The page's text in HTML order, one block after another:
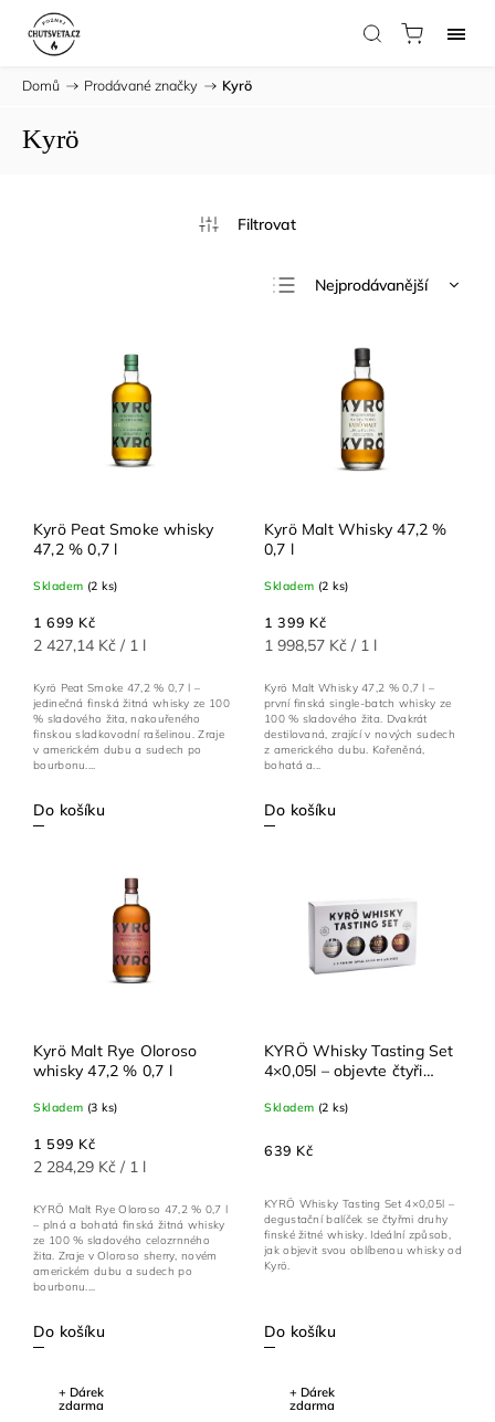
Domů / Prodávané značky / Kyrö
Kyrö
Nejprodávanější
Nejdražší
Abecedně
Kyrö Peat Smoke whisky
47,2 % 0,7 l
Skladem (2 ks)
1 699 Kč
2 427,14 Kč / 1 l
Do košíku
Kyrö Peat Smoke 47,2 % 0,7 l –
jedinečná finská žitná whisky ze 100
% sladového žita, nakouřeného
finskou sladkovodní rašelinou. Zraje
v americkém dubu a sudech po
bourbonu....
Kyrö Malt Whisky 47,2 %
0,7 l
Skladem (2 ks)
1 399 Kč
1 998,57 Kč / 1 l
Do košíku
Kyrö Malt Whisky 47,2 % 0,7 l –
první finská single-batch whisky ze
100 % sladového žita. Dvakrát
destilovaná, zrající v nových sudech
z amerického dubu. Kořeněná,
bohatá a...
Kyrö Malt Rye Oloroso
whisky 47,2 % 0,7 l
Skladem (3 ks)
1 599 Kč
2 284,29 Kč / 1 l
Do košíku
KYRÖ Malt Rye Oloroso 47,2 % 0,7 l
– plná a bohatá finská žitná whisky
ze 100 % sladového celozrnného
žita. Zraje v Oloroso sherry, novém
americkém dubu a sudech po
bourbonu....
KYRÖ Whisky Tasting Set
4×0,05l – objevte čtyři
whisky
Skladem (2 ks)
639 Kč
Do košíku
KYRÖ Whisky Tasting Set 4×0,05l –
degustační balíček se čtyřmi druhy
finské žitné whisky. Ideální způsob,
jak objevit svou oblíbenou whisky od
Kyrö.
+ Dárek
zdarma
+ Dárek
zdarma